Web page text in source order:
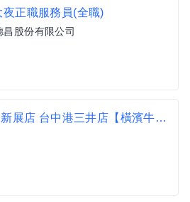
正職服務員(全職)
股份有限公司
【時薪212-300】★ 新展店 台中港三井店【橫濱牛排】內外場計時人員及大專院校實習生